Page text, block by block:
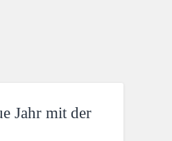
Jahr mit der